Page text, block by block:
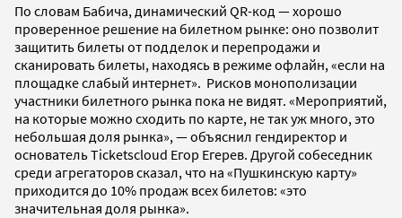
По словам Бабича, динамический QR-код — хорошо
проверенное решение на билетном рынке: оно позволит
защитить билеты от подделок и перепродажи и
сканировать билеты, находясь в режиме офлайн, «если на
площадке слабый интернет». Рисков монополизации
участники билетного рынка пока не видят. «Мероприятий,
на которые можно сходить по карте, не так уж много, это
небольшая доля рынка», — объяснил гендиректор и
основатель Ticketscloud Егор Егерев. Другой собеседник
среди агрегаторов сказал, что на «Пушкинскую карту»
приходится до 10% продаж всех билетов: «это
значительная доля рынка».